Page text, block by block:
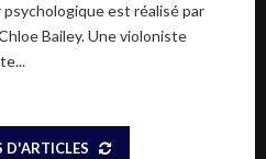
est réalisé par
Bailey. Une violoniste
D'ARTICLES